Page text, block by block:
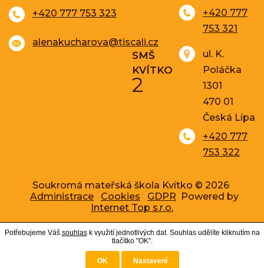
+420 777 753 323
alenakucharova@tiscali.cz
+420 777
753 321
SMŠ
KVÍTKO
2
ul. K.
Poláčka
1301
470 01
Česká Lípa
+420 777
753 322
Soukromá mateřská škola Kvítko © 2026
Administrace
Cookies GDPR Powered by
Internet Top s.r.o.
Potřebujeme Váš souhlask využití jednotlivých dat. Souhlas udělíte kliknutím na
tlačítko "OK".
OK Nastavení